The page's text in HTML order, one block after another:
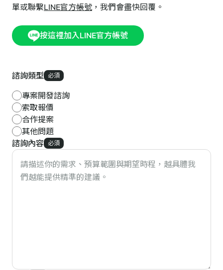
單或聯繫LINE官方帳號 ，我們會盡快回覆。
按這裡加入LINE官方帳號
諮詢類型 必須
專案開發諮詢
索取報價
合作提案
其他問題
諮詢內容 必須